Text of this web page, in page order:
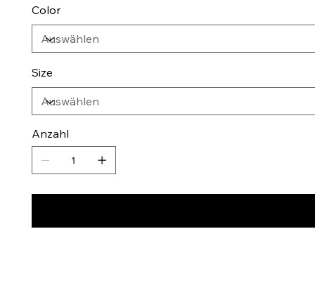
Color
Size
Anzahl